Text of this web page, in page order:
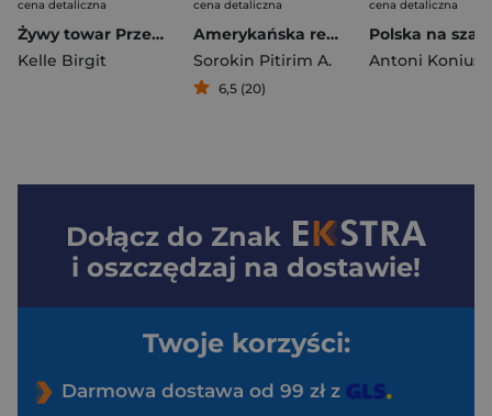
cena detaliczna
Żywy towar Przemysł surogacji – handel ludźmi w XXI wieku
Kelle Birgit
cena detaliczna
Amerykańska rewolucja seksualna
Sorokin Pitirim A.
6,5 (20)
cena detaliczna
Dołącz do Znak
i oszczędzaj na dostawie!
Twoje korzyści:
Darmowa dostawa od 99 zł z